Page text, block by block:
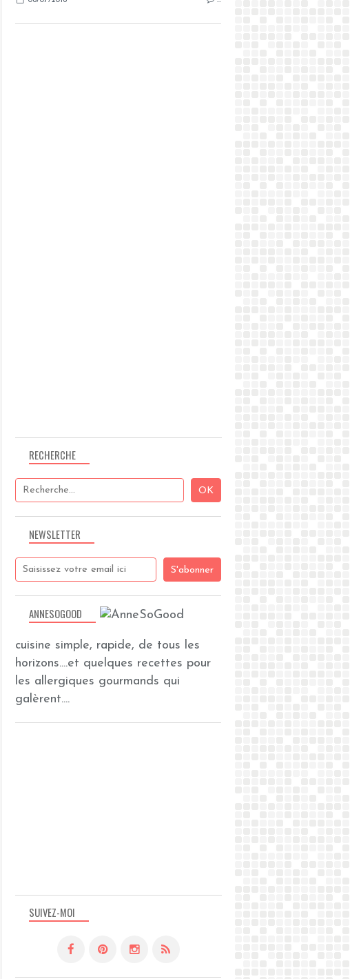
NEWSLETTER
SUIVEZ-MOI
RECHERCHE
ANNESOGOOD
cuisine simple, rapide, de tous les
horizons....et quelques recettes pour
les allergiques gourmands qui
galèrent....